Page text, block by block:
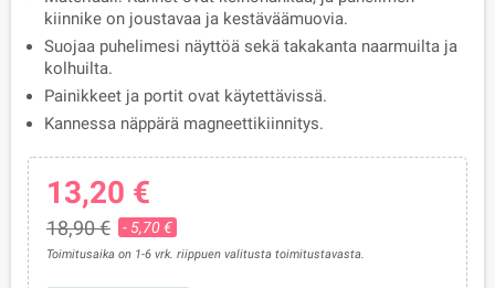
kiinnike on joustavaa ja kestäväämuovia.
Suojaa puhelimesi näyttöä sekä takakanta naarmuilta ja
kolhuilta.
Painikkeet ja portit ovat käytettävissä.
Kannessa näppärä magneettikiinnitys.
13,20 €
18,90 € - 5,70 €
Toimitusaika on 1-6 vrk. riippuen valitusta toimitustavasta.